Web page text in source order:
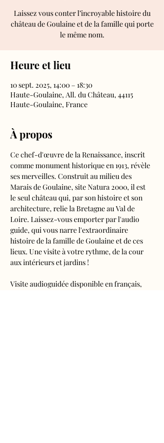
Laissez vous conter l’incroyable histoire du
château de Goulaine et de la famille qui porte
le même nom.
Heure et lieu
10 sept. 2025, 14:00 – 18:30
Haute-Goulaine, All. du Château, 44115
Haute-Goulaine, France
À propos
Ce chef-d'œuvre de la Renaissance, inscrit
comme monument historique en 1913, révèle
ses merveilles. Construit au milieu des
Marais de Goulaine, site Natura 2000, il est
le seul château qui, par son histoire et son
architecture, relie la Bretagne au Val de
Loire. Laissez-vous emporter par l'audio
guide, qui vous narre l'extraordinaire
histoire de la famille de Goulaine et de ces
lieux. Une visite à votre rythme, de la cour
aux intérieurs et jardins !
Visite audioguidée disponible en français,